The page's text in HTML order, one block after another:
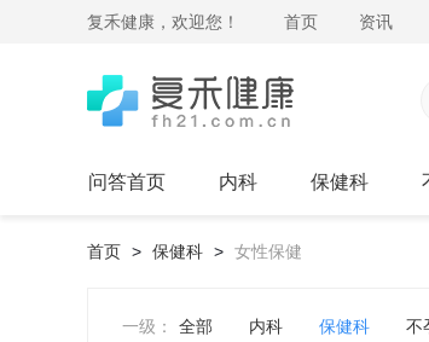
复禾健康，欢迎您！ 首页 资讯
问答首页 内科 保健科
首页 > 保健科 > 女性保健
一级： 全部 内科 保健科 不